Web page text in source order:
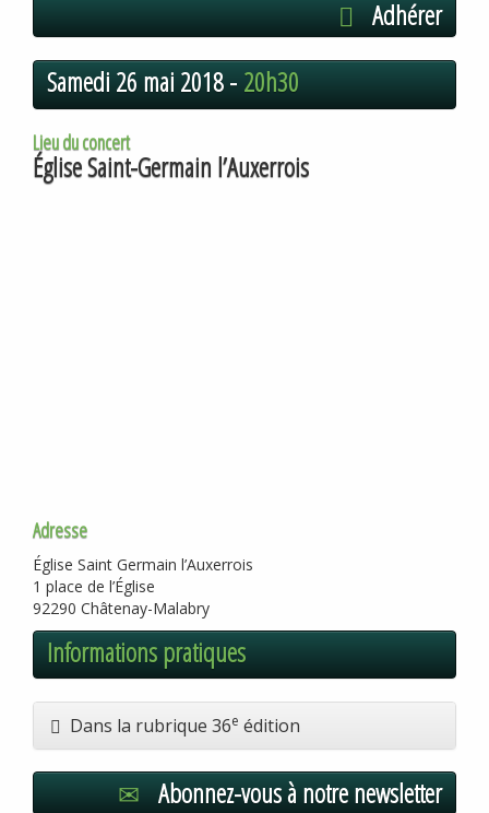
Adhérer
Samedi 26 mai 2018 -20h30
Lieu du concert
Église Saint-Germain l’Auxerrois
Adresse
Église Saint Germain l’Auxerrois
1 place de l’Église
92290 Châtenay-Malabry
Informations pratiques
Dans la rubrique 36e édition
Abonnez-vous à notre newsletter